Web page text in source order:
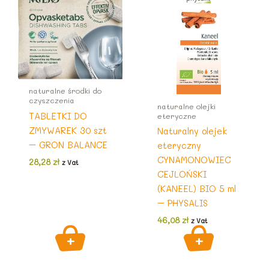
naturalne środki do
czyszczenia
TABLETKI DO
ZMYWAREK 30 szt
– GRON BALANCE
28,28zł z Vat
naturalne olejki
eteryczne
Naturalny olejek
eteryczny
CYNAMONOWIEC
CEJLOŃSKI
(KANEEL) BIO 5 ml
– PHYSALIS
46,08zł z Vat